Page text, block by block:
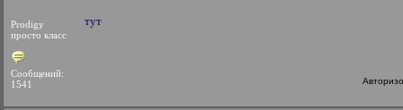
Prodigy
просто класс
Сообщений:
1541
тут